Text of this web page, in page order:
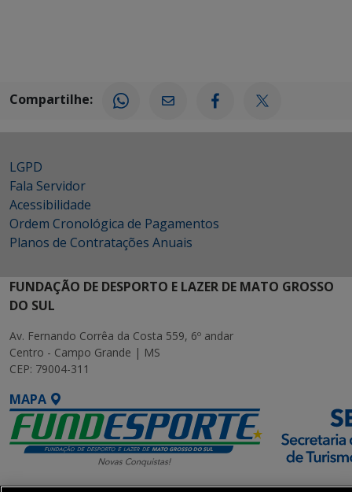
Compartilhe:
LGPD
Fala Servidor
Acessibilidade
Ordem Cronológica de Pagamentos
Planos de Contratações Anuais
FUNDAÇÃO DE DESPORTO E LAZER DE MATO GROSSO
DO SUL
Av. Fernando Corrêa da Costa 559, 6º andar
Centro - Campo Grande | MS
CEP: 79004-311
MAPA